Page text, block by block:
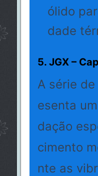
ólido
dade
5. JGX –
A série
esenta
dação
cimento
nte as